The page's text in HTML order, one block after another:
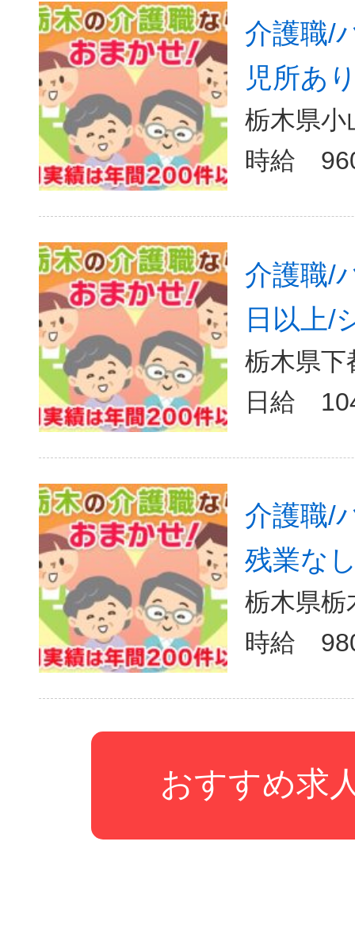
介護職/
児所あ
栃木県小
介護職/
日以上/
栃木県下
日給
介護職/
残業な
栃木県栃
おすすめ求